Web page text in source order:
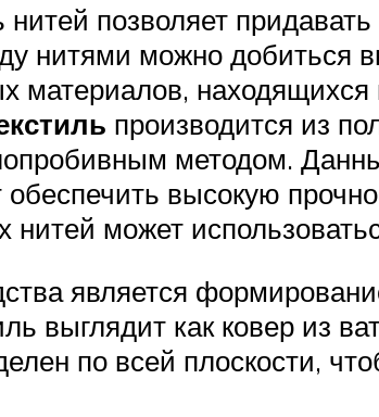
позволяет
нитями можно добиться
материалов, находящихся
производится из
методом.
обеспечить высокую
нитей может
является
выглядит как ковер из
по всей плоскости,